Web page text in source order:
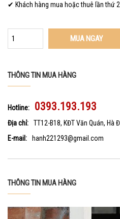
✔ Khách hàng mua hoặc thuê lần thứ
MUA NGAY
THÔNG TIN MUA HÀNG
Hotline: 0393.193.193
Địa chỉ:
TT12-B18, KĐT Văn Quán, Hà
E-mail:
hanh221293@gmail.com
THÔNG TIN MUA HÀNG